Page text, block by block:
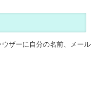
ザーに自分の名前、メール